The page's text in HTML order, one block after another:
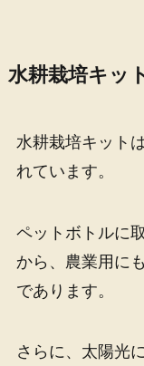
水耕栽培キッ
水耕栽培キット
れています。
ペットボトルに
から、農業用に
であります。
さらに、太陽光